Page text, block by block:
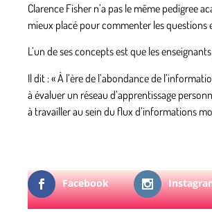
Clarence Fisher n’a pas le même pedigree
mieux placé pour commenter les questions
L’un de ses concepts est que les
Il dit : « À l’ère de l’abondance de
à évaluer un réseau d’apprentissage
à travailler au sein du flux d’informations
Facebook